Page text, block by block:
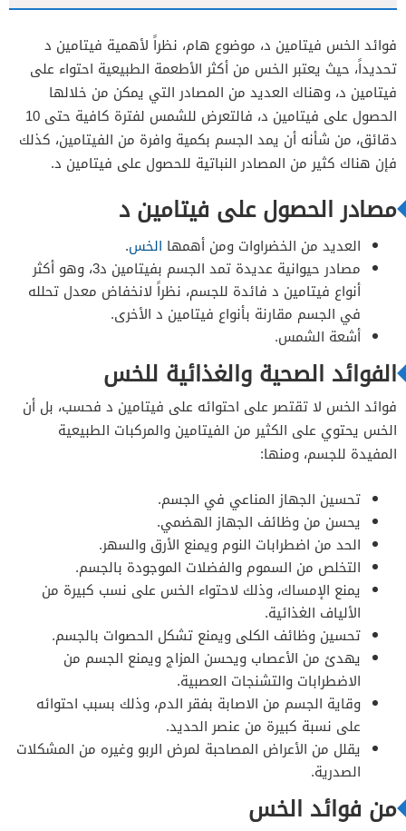
فوائد الخس فيتامين د، موضوع هام، نظراً لأهمية فيتامين د
تحديداً، حيث يعتبر الخس من أكثر الأطعمة الطبيعية احتواء على
فيتامين د، وهناك العديد من المصادر التي يمكن من خلالها
الحصول على فيتامين د، فالتعرض للشمس لفترة كافية حتى 10
دقائق، من شأنه أن يمد الجسم بكمية وافرة من الفيتامين، كذلك
فإن هناك كثير من المصادر النباتية للحصول على فيتامين د.
مصادر الحصول على فيتامين د
العديد من الخضراوات ومن أهمها الخس.
مصادر حيوانية عديدة تمد الجسم بفيتامين د3، وهو أكثر
أنواع فيتامين د فائدة للجسم، نظراً لانخفاض معدل تحلله
في الجسم مقارنة بأنواع فيتامين د الأخرى.
أشعة الشمس.
الفوائد الصحية والغذائية للخس
فوائد الخس لا تقتصر على احتوائه على فيتامين د فحسب، بل أن
الخس يحتوي على الكثير من الفيتامين والمركبات الطبيعية
المفيدة للجسم، ومنها:
تحسين الجهاز المناعي في الجسم.
يحسن من وظائف الجهاز الهضمي.
الحد من اضطرابات النوم ويمنع الأرق والسهر.
التخلص من السموم والفضلات الموجودة بالجسم.
يمنع الإمساك، وذلك لاحتواء الخس على نسب كبيرة من
الألياف الغذائية.
تحسين وظائف الكلى ويمنع تشكل الحصوات بالجسم.
يهدئ من الأعصاب ويحسن المزاج ويمنع الجسم من
الاضطرابات والتشنجات العصبية.
وقاية الجسم من الاصابة بفقر الدم، وذلك بسبب احتوائه
على نسبة كبيرة من عنصر الحديد.
يقلل من الأعراض المصاحبة لمرض الربو وغيره من المشكلات
الصدرية.
من فوائد الخس